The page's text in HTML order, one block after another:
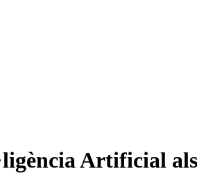
Artificial